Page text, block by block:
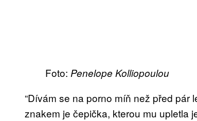
Foto: Penelope Kolliopoulou
“Dívám se na porno míň než před pár
znakem je čepička, kterou mu upletla